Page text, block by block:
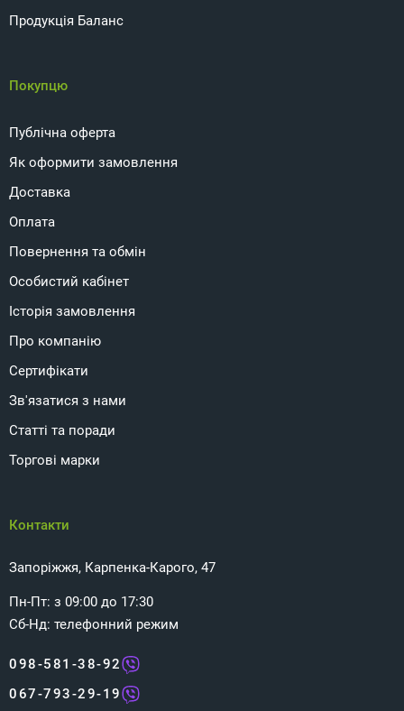
Продукція Баланс
Покупцю
Публічна оферта
Як оформити замовлення
Доставка
Оплата
Повернення та обмін
Особистий кабінет
Історія замовлення
Про компанію
Сертифікати
Зв'язатися з нами
Статті та поради
Торгові марки
Контакти
Запоріжжя, Карпенка-Карого, 47
Пн-Пт: з 09:00 до 17:30
Сб-Нд: телефонний режим
098-581-38-92
067-793-29-19